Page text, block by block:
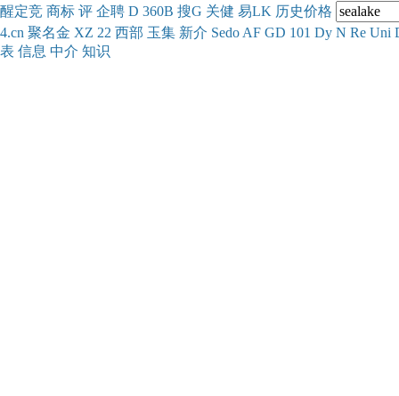
醒定竞 商标 评 企聘 D 360B 搜G 关健 易LK 历史价格
4.cn 聚名金 XZ 22 西部 玉集 新介 Sedo AF GD 101 Dy N Re Uni
表 信息 中介 知识